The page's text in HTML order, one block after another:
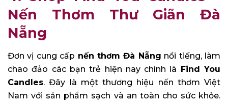
Nến Thơm Thư Giãn Đà
Nẵng
Đơn vị cung cấp nến thơm Đà Nẵng nổi tiếng, làm
chao đảo các bạn trẻ hiện nay chính là Find You
Candles. Đây là một thương hiệu nến thơm Việt
Nam với sản phẩm sạch và an toàn cho sức khỏe.